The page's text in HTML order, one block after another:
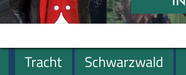
Tracht Schwarzwald